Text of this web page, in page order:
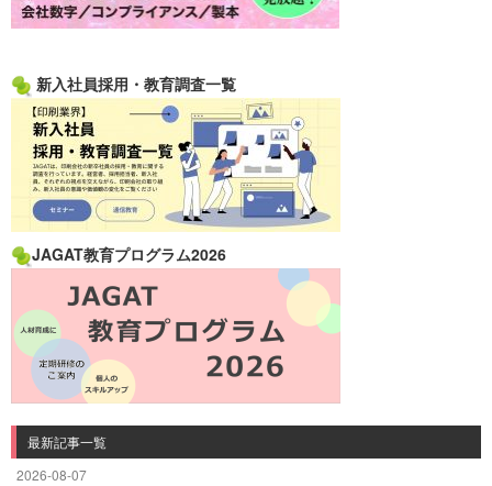
新入社員採用・教育調査一覧
JAGAT教育プログラム2026
最新記事一覧
2026-08-07